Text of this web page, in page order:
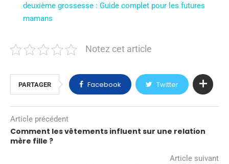
deuxième grossesse : Guide complet pour les futures
mamans
Notez cet article
PARTAGER Facebook Twitter
Article précédent
Comment les vêtements influent sur une relation
mère fille ?
Article suivant